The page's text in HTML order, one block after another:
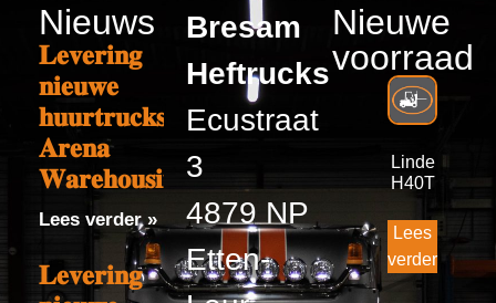
Nieuws
𝐋𝐞𝐯𝐞𝐫𝐢𝐧𝐠
𝐧𝐢𝐞𝐮𝐰𝐞
𝐡𝐮𝐮𝐫𝐭𝐫𝐮𝐜𝐤𝐬
𝐀𝐫𝐞𝐧𝐚
𝐖𝐚𝐫𝐞𝐡𝐨𝐮𝐬𝐢𝐧𝐠
Lees verder »
𝐋𝐞𝐯𝐞𝐫𝐢𝐧𝐠
Bresam
Heftrucks
Ecustraat
3
4879 NP
Etten-
Nieuwe
voorraad
Linde
H40T
Lees
verder